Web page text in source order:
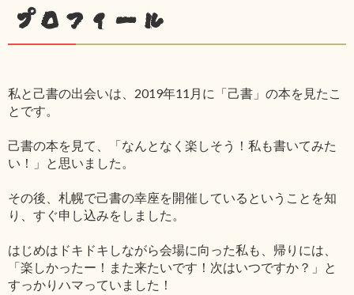
プロフィール
私と己書の出会いは、2019年11月に「己書」の本を見たこ
とです。
己書の本を見て、「なんとなく楽しそう！私も書いてみた
い！」と思いました。
その後、札幌で己書の幸座を開催しているということを知
り、すぐ申し込みをしました。
はじめはドキドキしながら会場に向った私も、帰りには、
「楽しかったー！また来たいです！次はいつですか？」と
すっかりハマっていました！